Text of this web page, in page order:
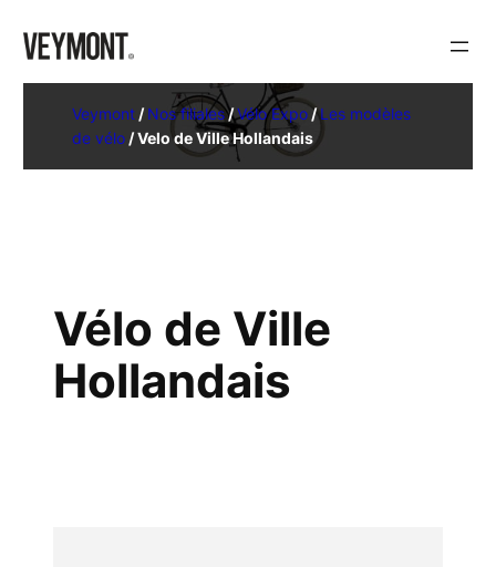
Veymont /Nos filiales/Vélo Expo/Les modèles
de vélo /Velo de Ville Hollandais
Vélo de Ville
Hollandais